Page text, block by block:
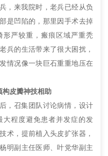
，来我院时，老兵已经从负
是凹陷的，那里因手术去掉
形严较重，瘢痕区域严重秃
兵的生活带来了很大困扰，
情况像一块巨石重重地压在
皮瓣神技相助
，召集团队讨论病情，设计
大程度避免患者并发症的发
术，提前植入头皮扩张器，
明副主任医师、叶党华副主